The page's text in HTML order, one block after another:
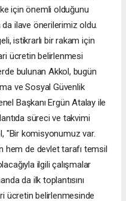
için önemli olduğunu
da ilave önerilerimiz oldu.
istikrarlı bir rakam için
ücretin belirlenmesi
bulunan Akkol, bugün
ve Sosyal Güvenlik
Başkanı Ergün Atalay ile
süreci ve takvimi
"Bir komisyonumuz var.
hem de devlet tarafı temsil
ilgili çalışmalar
da ilk toplantısını
ücretin belirlenmesinde